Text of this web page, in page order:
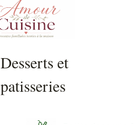
Desserts et
patisseries